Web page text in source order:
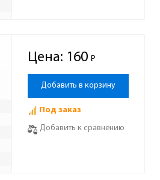
Цена: 160 Р
-
Добавить в корзину
Под заказ
Добавить к сравнению